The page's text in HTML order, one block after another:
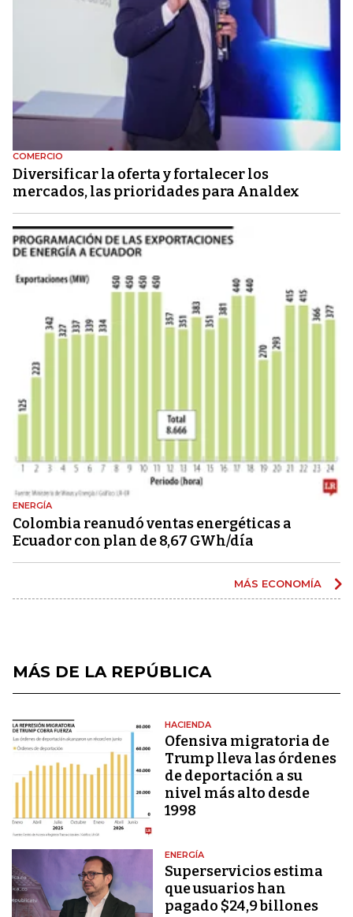
COMERCIO
Diversificar la oferta y fortalecer los
mercados, las prioridades para Analdex
ENERGÍA
Colombia reanudó ventas energéticas a
Ecuador con plan de 8,67 GWh/día
MÁS ECONOMÍA
MÁS DE LA REPÚBLICA
HACIENDA
Ofensiva migratoria de
Trump lleva las órdenes
de deportación a su
nivel más alto desde
1998
ENERGÍA
Superservicios estima
que usuarios han
pagado $24,9 billones